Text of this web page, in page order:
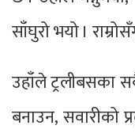
साँघुरो भयो ।
उहाँले ट्रलीबसका
बनाउन, सवारीको